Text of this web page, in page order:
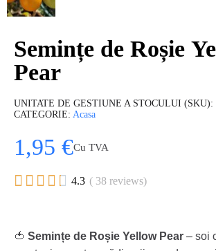
Semințe de Roșie
Pear
UNITATE DE GESTIUNE A STOCULUI (SKU)
CATEGORIE Acasa
1,95 €Cu TVA
     4.3 ( 38 reviews)
🍅 Semințe de Roșie Yellow Pear – soi